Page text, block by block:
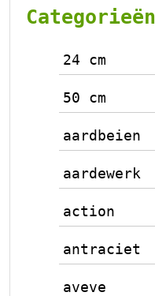
Categorieën
24 cm
50 cm
aardbeien
aardewerk
action
antraciet
aveve